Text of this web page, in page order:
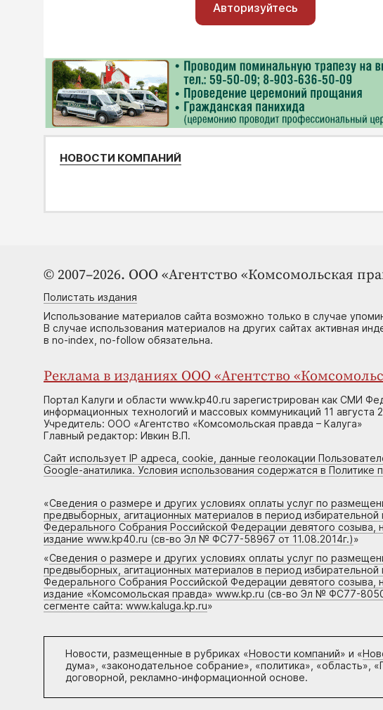
Авторизуйтесь
НОВОСТИ КОМПАНИЙ
© 2007–2026. ООО «Агентство «Комсомольская
Полистать издания
Использование материалов сайта возможно только в случае
В случае использования материалов на других сайтах активная
в no-index, no-follow обязательна.
Реклама в изданиях ООО «Агентство
Портал Калуги и области www.kp40.ru зарегистрирован как СМИ
информационных технологий и массовых коммуникаций 11
Учредитель: ООО «Агентство «Комсомольская правда – Калуга»
Главный редактор: Ивкин В.П.
Сайт использует IP адреса, cookie, данные геолокации
Google-анатилика. Условия использования содержатся в Политике
«Сведения о размере и других условиях оплаты услуг по
предвыборных, агитационных материалов в период
Федерального Собрания Российской Федерации девятого созыва,
издание www.kp40.ru (св-во Эл № ФС77-58967 от 11.08.2014г.)»
«Сведения о размере и других условиях оплаты услуг по
предвыборных, агитационных материалов в период
Федерального Собрания Российской Федерации девятого созыва,
издание «Комсомольская правда» www.kp.ru (св-во Эл № ФС77-
сегменте сайта: www.kaluga.kp.ru»
Новости, размещенные в рубриках «Новости компаний» и «
дума», «законодательное собрание», «политика», «область»,
договорной, рекламно-информационной основе.